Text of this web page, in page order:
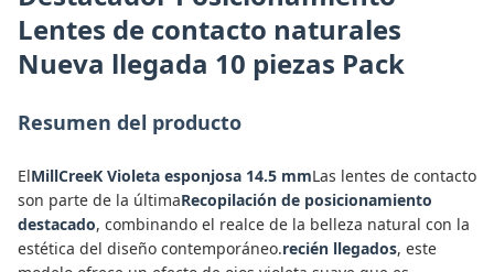
Lentes de contacto naturales
Nueva llegada 10 piezas Pack
Resumen del producto
ElMillCreeK Violeta esponjosa 14.5 mmLas lentes de contacto
son parte de la últimaRecopilación de posicionamiento
destacado, combinando el realce de la belleza natural con la
estética del diseño contemporáneo.recién llegados, este